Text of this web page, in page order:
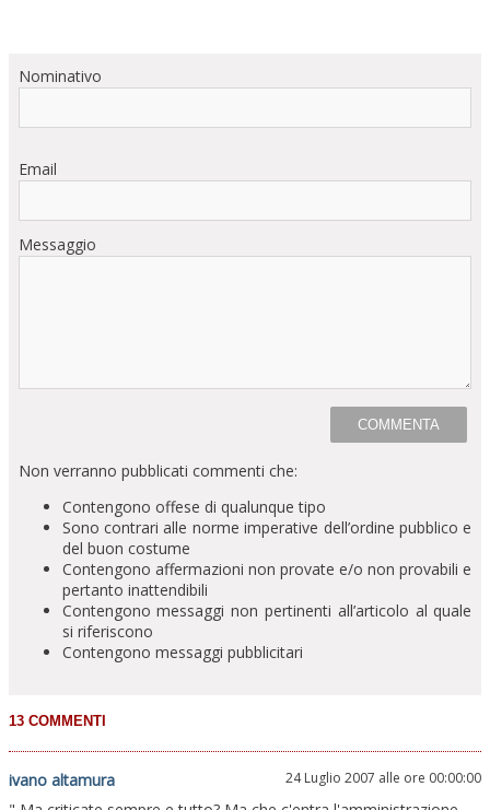
Nominativo
Email
Messaggio
Non verranno pubblicati commenti che:
Contengono offese di qualunque tipo
Sono contrari alle norme imperative dell’ordine pubblico e
del buon costume
Contengono affermazioni non provate e/o non provabili e
pertanto inattendibili
Contengono messaggi non pertinenti all’articolo al quale
si riferiscono
Contengono messaggi pubblicitari
ivano altamura 24 Luglio 2007 alle ore 00:00:00